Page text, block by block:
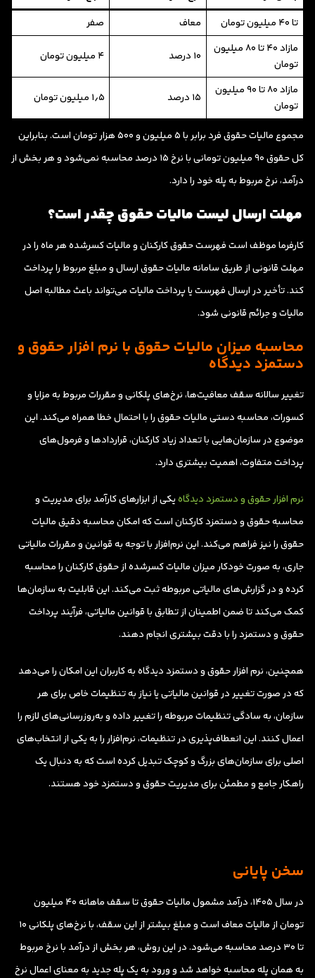
تا ۴۰ میلیون تومان
معاف
صفر
مازاد ۴۰ تا ۸۰ میلیون
تومان
۱۰ درصد ۴ میلیون تومان
مازاد ۸۰ تا ۹۰ میلیون
تومان
۱۵ درصد ۱٫۵ میلیون تومان
مجموع مالیات حقوق فرد برابر با ۵ میلیون و ۵۰۰ هزار تومان است. بنابراین
کل حقوق ۹۰ میلیون تومانی با نرخ ۱۵ درصد محاسبه نمی‌شود و هر بخش از
درآمد، نرخ مربوط به پله خود را دارد.
مهلت ارسال لیست مالیات حقوق چقدر است؟
کارفرما موظف است فهرست حقوق کارکنان و مالیات کسرشده هر ماه را در
مهلت قانونی از طریق سامانه مالیات حقوق ارسال و مبلغ مربوط را پرداخت
کند. تأخیر در ارسال فهرست یا پرداخت مالیات می‌تواند باعث مطالبه اصل
مالیات و جرائم قانونی شود.
محاسبه میزان مالیات حقوق با نرم افزار حقوق و
دستمزد دیدگاه
تغییر سالانه سقف معافیت‌ها، نرخ‌های پلکانی و مقررات مربوط به مزایا و
کسورات، محاسبه دستی مالیات حقوق را با احتمال خطا همراه می‌کند. این
موضوع در سازمان‌هایی با تعداد زیاد کارکنان، قراردادها و فرمول‌های
پرداخت متفاوت، اهمیت بیشتری دارد.
نرم افزار حقوق و دستمزد دیدگاهیکی از ابزارهای کارآمد برای مدیریت و
محاسبه حقوق و دستمزد کارکنان است که امکان محاسبه دقیق مالیات
حقوق را نیز فراهم می‌کند. این نرم‌افزار با توجه به قوانین و مقررات مالیاتی
جاری، به صورت خودکار میزان مالیات کسرشده از حقوق کارکنان را محاسبه
کرده و در گزارش‌های مالیاتی مربوطه ثبت می‌کند. این قابلیت به سازمان‌ها
کمک می‌کند تا ضمن اطمینان از تطابق با قوانین مالیاتی، فرآیند پرداخت
حقوق و دستمزد را با دقت بیشتری انجام دهند.
همچنین، نرم افزار حقوق و دستمزد دیدگاه به کاربران این امکان را می‌دهد
که در صورت تغییر در قوانین مالیاتی یا نیاز به تنظیمات خاص برای هر
سازمان، به سادگی تنظیمات مربوطه را تغییر داده و به‌روزرسانی‌های لازم را
اعمال کنند. این انعطاف‌پذیری در تنظیمات، نرم‌افزار را به یکی از انتخاب‌های
اصلی برای سازمان‌های بزرگ و کوچک تبدیل کرده است که به دنبال یک
راهکار جامع و مطمئن برای مدیریت حقوق و دستمزد خود هستند.
سخن پایانی
در سال ۱۴۰۵، درآمد مشمول مالیات حقوق تا سقف ماهانه ۴۰ میلیون
تومان از مالیات معاف است و مبلغ بیشتر از این سقف، با نرخ‌های پلکانی ۱۰
تا ۳۰ درصد محاسبه می‌شود. در این روش، هر بخش از درآمد با نرخ مربوط
به همان پله محاسبه خواهد شد و ورود به یک پله جدید به معنای اعمال نرخ